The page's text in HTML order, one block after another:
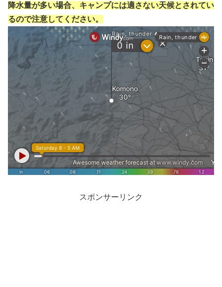
降水量が多い場合、キャンプには適さない天候とされてい
るので注意してください。
スポンサーリンク